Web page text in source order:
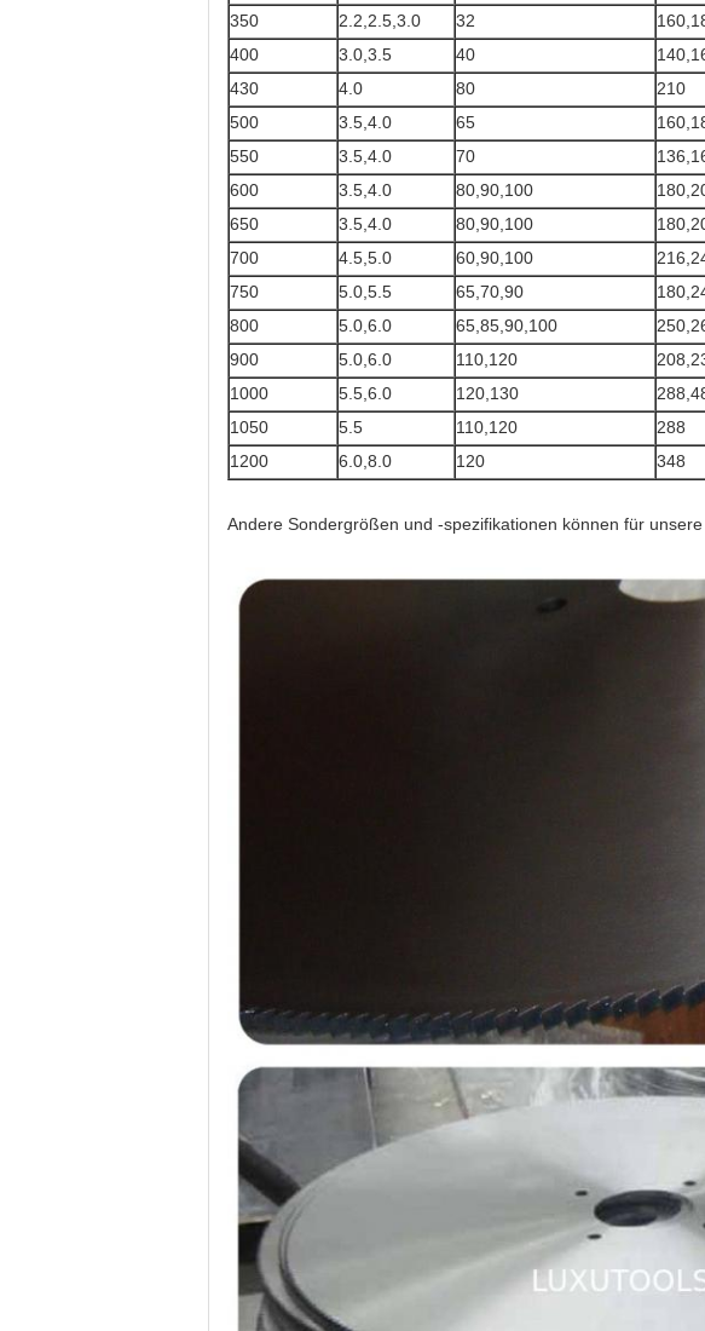
350 2.2,2.5,3.0 32
400
3.0,3.5 40
430
4.0 80
210
500
3.5,4.0 65
550
3.5,4.0 70
600
3.5,4.0 80,90,100
650
3.5,4.0 80,90,100
700
4.5,5.0 60,90,100
750
5.0,5.5 65,70,90
800
5.0,6.0 65,85,90,100
900
5.0,6.0 110,120
1000
5.5,6.0 120,130
1050
5.5 110,120
288
1200
6.0,8.0 120 348
Andere Sondergrößen und -spezifikationen können für